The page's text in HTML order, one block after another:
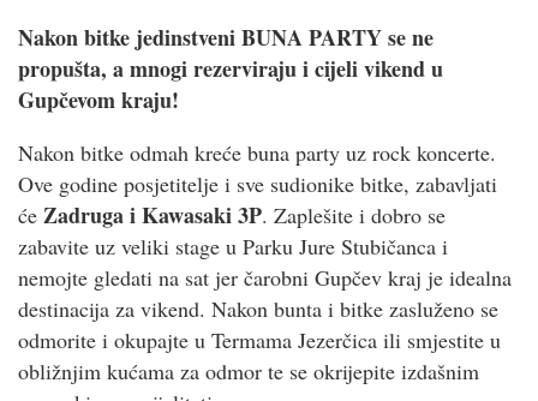
Nakon bitke jedinstveni BUNA PARTY se ne
propušta, a mnogi rezerviraju i cijeli vikend u
Gupčevom kraju!
Nakon bitke odmah kreće buna party uz rock koncerte.
Ove godine posjetitelje i sve sudionike bitke, zabavljati
će Zadruga i Kawasaki 3P. Zaplešite i dobro se
zabavite uz veliki stage u Parku Jure Stubičanca i
nemojte gledati na sat jer čarobni Gupčev kraj je idealna
destinacija za vikend. Nakon bunta i bitke zasluženo se
odmorite i okupajte u Termama Jezerčica ili smjestite u
obližnjim kućama za odmor te se okrijepite izdašnim